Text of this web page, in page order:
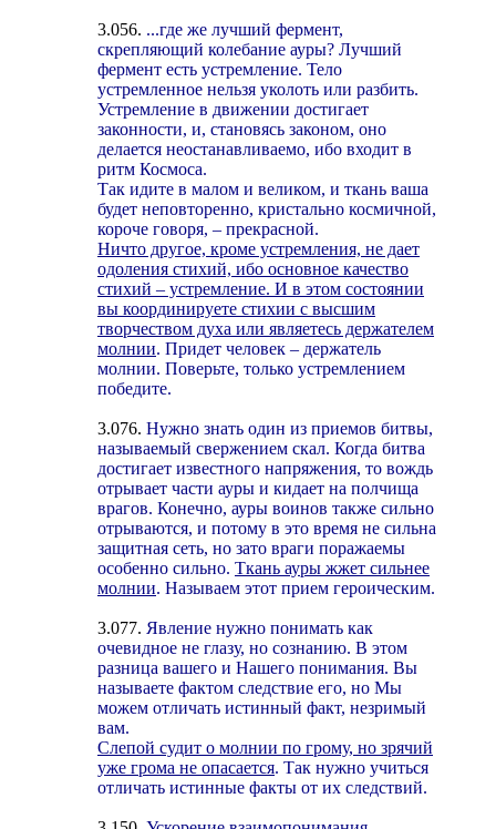
3.056. ...где же лучший фермент,
скрепляющий колебание ауры? Лучший
фермент есть устремление. Тело
устремленное нельзя уколоть или разбить.
Устремление в движении достигает
законности, и, становясь законом, оно
делается неостанавливаемо, ибо входит в
ритм Космоса.
Так идите в малом и великом, и ткань ваша
будет неповторенно, кристально космичной,
короче говоря, – прекрасной.
Ничто другое, кроме устремления, не дает
одоления стихий, ибо основное качество
стихий – устремление. И в этом состоянии
вы координируете стихии с высшим
творчеством духа или являетесь держателем
молнии. Придет человек – держатель
молнии. Поверьте, только устремлением
победите.
3.076. Нужно знать один из приемов битвы,
называемый свержением скал. Когда битва
достигает известного напряжения, то вождь
отрывает части ауры и кидает на полчища
врагов. Конечно, ауры воинов также сильно
отрываются, и потому в это время не сильна
защитная сеть, но зато враги поражаемы
особенно сильно. Ткань ауры жжет сильнее
молнии. Называем этот прием героическим.
3.077. Явление нужно понимать как
очевидное не глазу, но сознанию. В этом
разница вашего и Нашего понимания. Вы
называете фактом следствие его, но Мы
можем отличать истинный факт, незримый
вам.
Слепой судит о молнии по грому, но зрячий
уже грома не опасается. Так нужно учиться
отличать истинные факты от их следствий.